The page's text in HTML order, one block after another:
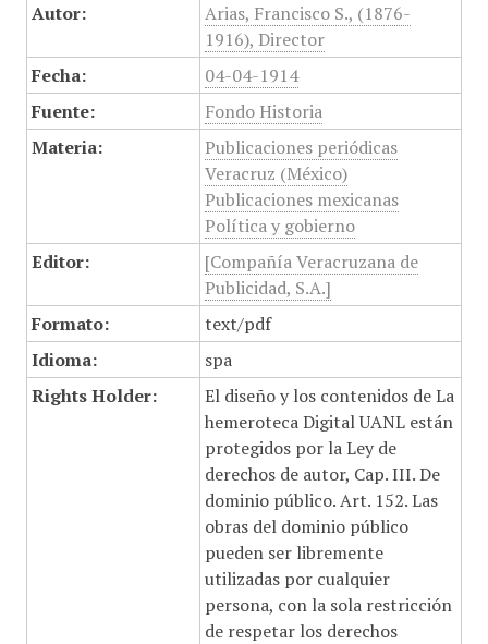
Autor:
Arias, Francisco S., (1876-
1916), Director
Fecha:
04-04-1914
Fuente:
Fondo Historia
Materia:
Publicaciones periódicas
Veracruz (México)
Publicaciones mexicanas
Política y gobierno
Editor:
[Compañía Veracruzana de
Publicidad, S.A.]
Formato:
text/pdf
Idioma:
spa
Rights Holder:
El diseño y los contenidos de La
hemeroteca Digital UANL están
protegidos por la Ley de
derechos de autor, Cap. III. De
dominio público. Art. 152. Las
obras del dominio público
pueden ser libremente
utilizadas por cualquier
persona, con la sola restricción
de respetar los derechos